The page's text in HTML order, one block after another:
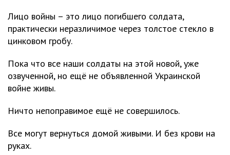
Лицо войны – это лицо погибшего солдата,
практически неразличимое через толстое стекло в
цинковом гробу.
Пока что все наши солдаты на этой новой, уже
озвученной, но ещё не объявленной Украинской
войне живы.
Ничто непоправимое ещё не совершилось.
Все могут вернуться домой живыми. И без крови на
руках.